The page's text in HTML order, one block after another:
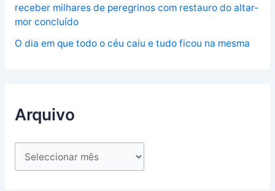
receber milhares de peregrinos com restauro do altar-
mor concluído
O dia em que todo o céu caiu e tudo ficou na mesma
Arquivo